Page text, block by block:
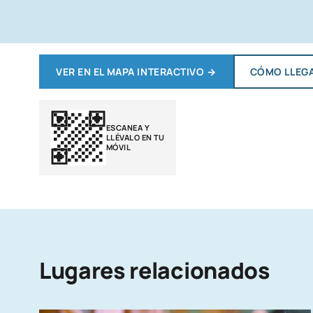
VER EN EL MAPA INTERACTIVO → CÓMO
ESCANEA Y
LLÉVALO EN TU
MÓVIL
Lugares relacionados